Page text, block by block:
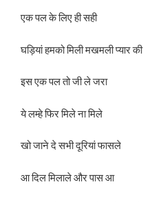
एक पल के लिए ही सही
घड़ियां हमको मिली मखमली प्यार की
इस एक पल तो जी ले जरा
ये लम्हे फिर मिले ना मिले
खो जाने दे सभी दूरियां फासले
आ दिल मिलाले और पास आ